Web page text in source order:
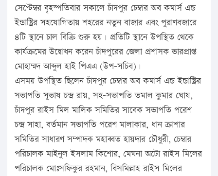
সেপ্টেম্বর বৃহস্পতিবার সকালে চাঁদপুর চেম্বার অব কমার্স এন্ড
ইন্ডাষ্ট্রির সহযোগিতায় শহরের নতুন বাজার এবং পুরাণবজারে
৪টি স্থানে চাল বিক্রি শুরু হয়। প্রতিটি স্থানে উপস্থিত থেকে
কার্যক্রমের উদ্বোধন করেন চাঁদপুরের জেলা প্রশাসক ভারপ্রাপ্ত
মোহাম্মদ আব্দুল হাই পিএএ (উপ-সচিব)।
এসময় উপস্থিত ছিলেন চাঁদপুর চেম্বার অব কমার্স এন্ড ইন্ডাস্ট্রির
সভাপতি সুভাষ চন্দ্র রায়, সহ-সভাপতি তমাল কুমার ঘোষ,
চাঁদপুর রাইস মিল মালিক সমিতির সাবেক সভাপতি পরেশ
চন্দ্র সাহা, বর্তমান সভাপতি পরেশ মালাকার, ধান ক্রাশার
সমিতির সাধারণ সম্পাদক মহাব্বত হায়দার চৌধুরী, চেম্বার
পরিচালক মাইনুল ইসলাম কিশোর, মেঘনা অটো রাইস মিলের
পরিচালক মোঃসফিকুর রহমান, বিসমিল্লাহ রাইস মিলের